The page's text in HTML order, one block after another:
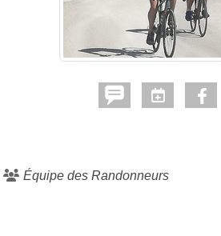
Équipe des Randonneurs